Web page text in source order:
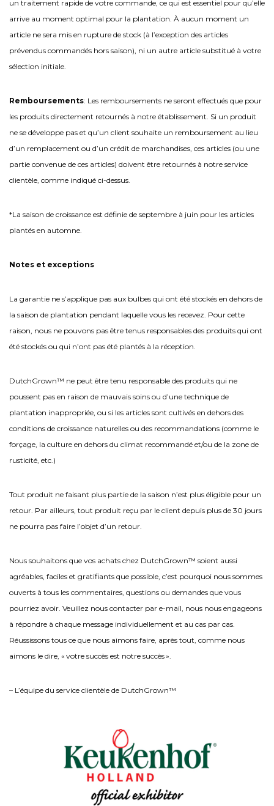
un traitement rapide de votre commande, ce qui est essentiel pour qu’elle
arrive au moment optimal pour la plantation. À aucun moment un
article ne sera mis en rupture de stock (à l’exception des articles
prévendus commandés hors saison), ni un autre article substitué à votre
sélection initiale.
Remboursements: Les remboursements ne seront effectués que pour
les produits directement retournés à notre établissement. Si un produit
ne se développe pas et qu’un client souhaite un remboursement au lieu
d’un remplacement ou d’un crédit de marchandises, ces articles (ou une
partie convenue de ces articles) doivent être retournés à notre service
clientèle, comme indiqué ci-dessus.
*La saison de croissance est définie de septembre à juin pour les articles
plantés en automne.
Notes et exceptions
La garantie ne s’applique pas aux bulbes qui ont été stockés en dehors de
la saison de plantation pendant laquelle vous les recevez. Pour cette
raison, nous ne pouvons pas être tenus responsables des produits qui ont
été stockés ou qui n’ont pas été plantés à la réception.
DutchGrown™ ne peut être tenu responsable des produits qui ne
poussent pas en raison de mauvais soins ou d’une technique de
plantation inappropriée, ou si les articles sont cultivés en dehors des
conditions de croissance naturelles ou des recommandations (comme le
forçage, la culture en dehors du climat recommandé et/ou de la zone de
rusticité, etc.)
Tout produit ne faisant plus partie de la saison n’est plus éligible pour un
retour. Par ailleurs, tout produit reçu par le client depuis plus de 30 jours
ne pourra pas faire l’objet d’un retour.
Nous souhaitons que vos achats chez DutchGrown™ soient aussi
agréables, faciles et gratifiants que possible, c’est pourquoi nous sommes
ouverts à tous les commentaires, questions ou demandes que vous
pourriez avoir. Veuillez nous contacter par e-mail, nous nous engageons
à répondre à chaque message individuellement et au cas par cas.
Réussissons tous ce que nous aimons faire, après tout, comme nous
aimons le dire, « votre succès est notre succès ».
– L’équipe du service clientèle de DutchGrown™